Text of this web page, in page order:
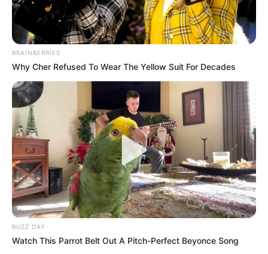
adat lesz.
BRAINBERRIES
Why Cher Refused To Wear The Yellow Suit For Decades
BUZZ DAY
Watch This Parrot Belt Out A Pitch-Perfect Beyonce Song